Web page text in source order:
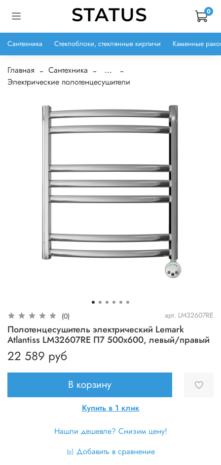
0
Сантехника Стеклоблоки, стеклянные кирпичи Каменные
Главная Сантехника
...
Электрические полотенцесушители
(0) арт. LM32607RE
Полотенцесушитель электрический Lemark
Atlantiss LM32607RE П7 500x600, левый/правый
22 589 руб
В корзину
Купить в 1 клик
Нашли дешевле? Снизим цену!
Добавить в сравнение